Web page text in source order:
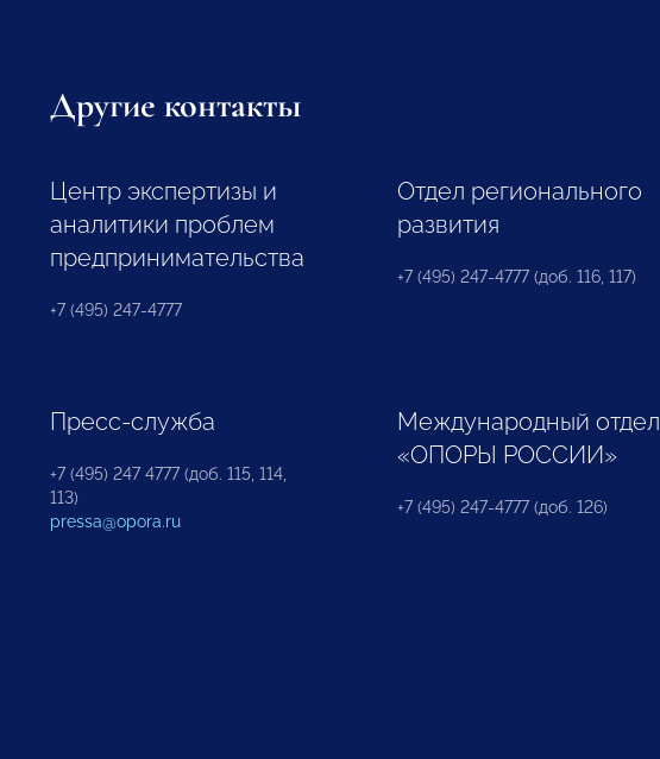
Другие контакты
Центр экспертизы и
аналитики проблем
предпринимательства
+7 (495) 247-4777
Отдел регионального
развития
+7 (495) 247-4777 (доб. 116, 117)
Пресс-служба
+7 (495) 247 4777 (доб. 115, 114,
113)
pressa@opora.ru
Международный отдел
«ОПОРЫ РОССИИ»
+7 (495) 247-4777 (доб. 126)